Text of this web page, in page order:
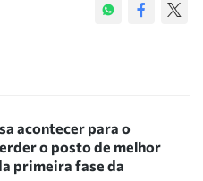
acontecer para o
o posto de melhor
primeira fase da